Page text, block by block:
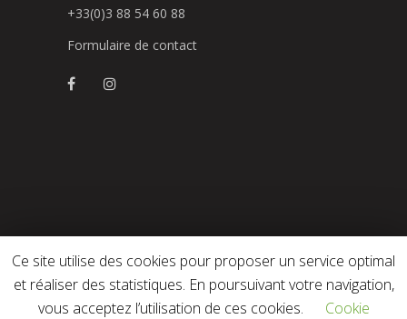
+33(0)3 88 54 60 88
Formulaire de contact
© Mob&More – Copyright 2019
Ce site utilise des cookies pour proposer un service optimal
et réaliser des statistiques. En poursuivant votre navigation,
vous acceptez l’utilisation de ces cookies.
Cookie